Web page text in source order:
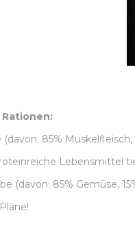
85% Muskelfleisch,
Lebensmittel
(davon: 85% Gemüse,